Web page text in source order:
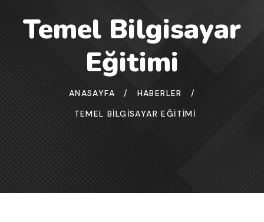
Temel Bilgisayar
Eğitimi
ANASAYFA / HABERLER
/
TEMEL BILGISAYAR EĞITIMI